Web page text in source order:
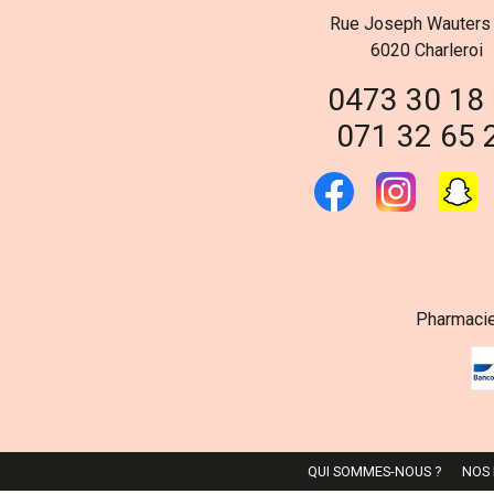
Rue Joseph
6020 Charleroi
0473 30 18
071 32 65
QUI SOMMES-NOUS ? NOS